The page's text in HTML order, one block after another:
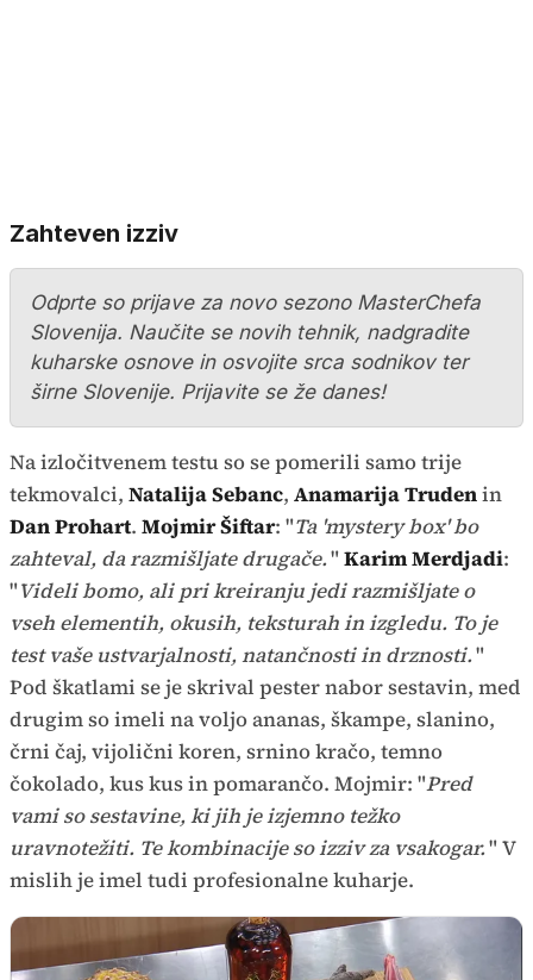
Zahteven izziv
Odprte so prijave za novo sezono MasterChefa
Slovenija. Naučite se novih tehnik, nadgradite
kuharske osnove in osvojite srca sodnikov ter
širne Slovenije. Prijavite se že danes!
Na izločitvenem testu so se pomerili samo trije
tekmovalci, Natalija Sebanc, Anamarija Trudenin
Dan Prohart. Mojmir Šiftar: "Ta 'mystery box' bo
zahteval, da razmišljate drugače."Karim Merdjadi:
"Videli bomo, ali pri kreiranju jedi razmišljate o
vseh elementih, okusih, teksturah in izgledu. To je
test vaše ustvarjalnosti, natančnosti in drznosti."
Pod škatlami se je skrival pester nabor sestavin, med
drugim so imeli na voljo ananas, škampe, slanino,
črni čaj, vijolični koren, srnino kračo, temno
čokolado, kus kus in pomarančo. Mojmir: "Pred
vami so sestavine, ki jih je izjemno težko
uravnotežiti. Te kombinacije so izziv za vsakogar." V
mislih je imel tudi profesionalne kuharje.